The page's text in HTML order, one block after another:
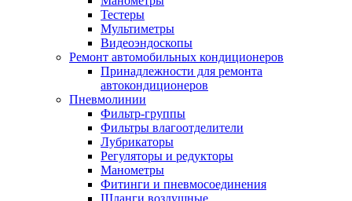
Тестеры
Мультиметры
Видеоэндоскопы
Ремонт автомобильных кондиционеров
Принадлежности для ремонта
автокондиционеров
Пневмолинии
Фильтр-группы
Фильтры влагоотделители
Лубрикаторы
Регуляторы и редукторы
Манометры
Фитинги и пневмосоединения
Шланги воздушные